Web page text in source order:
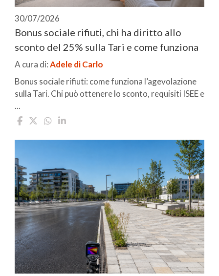
30/07/2026
Bonus sociale rifiuti, chi ha diritto allo
sconto del 25% sulla Tari e come funziona
A cura di:Adele di Carlo
Bonus sociale rifiuti: come funziona l’agevolazione
sulla Tari. Chi può ottenere lo sconto, requisiti ISEE e
...